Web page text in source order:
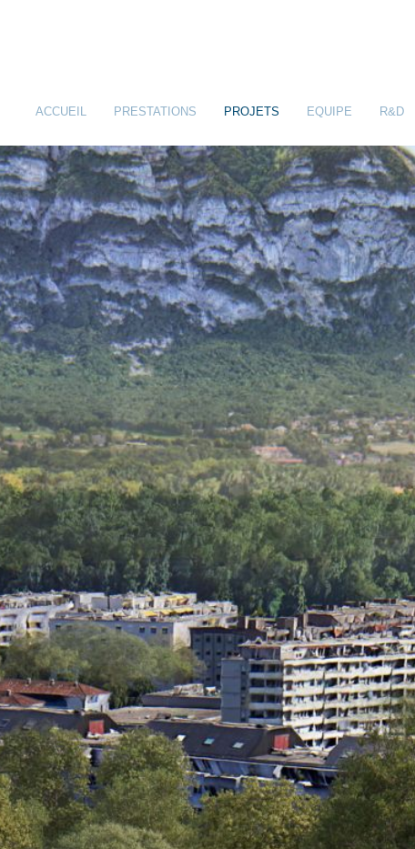
ACCUEIL
PRESTATIONS
INGENIERIE CIVILE
IMPLICATION ENVIRONNEMENTALE
PRESTATIONS & LIVRABLES
PROJETS EQUIPE R&D